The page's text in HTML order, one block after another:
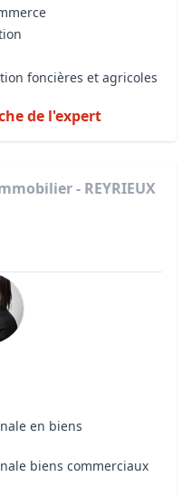
foncières et agricoles
de l'expert
- REYRIEUX
en biens
biens commerciaux